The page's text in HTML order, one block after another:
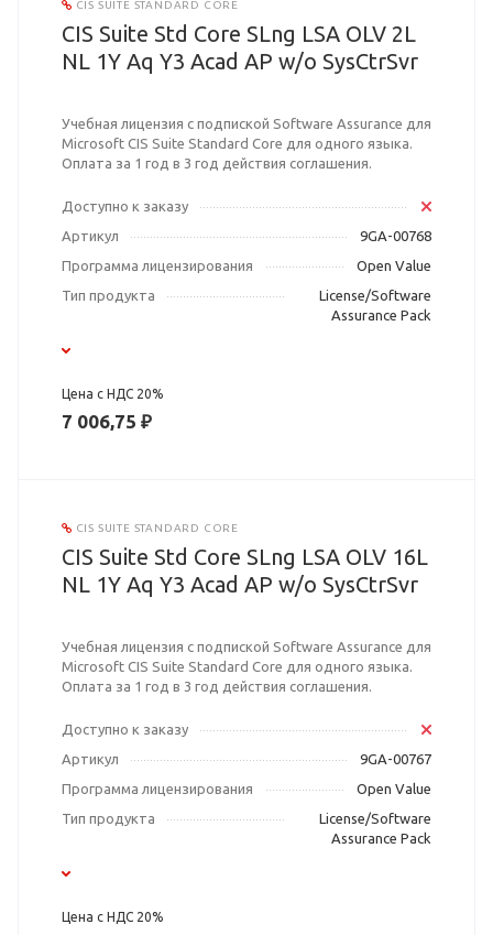
CIS SUITE STANDARD CORE
CIS Suite Std Core SLng LSA OLV 2L
NL 1Y Aq Y3 Acad AP w/o SysCtrSvr
Учебная лицензия с подпиской Software Assurance для
Microsoft CIS Suite Standard Core для одного языка.
Оплата за 1 год в 3 год действия соглашения.
Доступно к заказу
Артикул
9GA-00768
Программа лицензирования
Open Value
Тип продукта
License/Software
Assurance Pack
Цена с НДС 20%
7 006,75 ₽
CIS SUITE STANDARD CORE
CIS Suite Std Core SLng LSA OLV 16L
NL 1Y Aq Y3 Acad AP w/o SysCtrSvr
Учебная лицензия с подпиской Software Assurance для
Microsoft CIS Suite Standard Core для одного языка.
Оплата за 1 год в 3 год действия соглашения.
Доступно к заказу
Артикул
9GA-00767
Программа лицензирования
Open Value
Тип продукта
License/Software
Assurance Pack
Цена с НДС 20%